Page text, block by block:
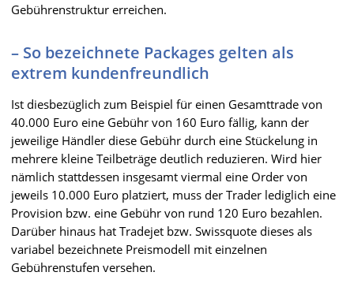
Gebührenstruktur erreichen.
– So bezeichnete Packages gelten als
extrem kundenfreundlich
Ist diesbezüglich zum Beispiel für einen Gesamttrade von
40.000 Euro eine Gebühr von 160 Euro fällig, kann der
jeweilige Händler diese Gebühr durch eine Stückelung in
mehrere kleine Teilbeträge deutlich reduzieren. Wird hier
nämlich stattdessen insgesamt viermal eine Order von
jeweils 10.000 Euro platziert, muss der Trader lediglich eine
Provision bzw. eine Gebühr von rund 120 Euro bezahlen.
Darüber hinaus hat Tradejet bzw. Swissquote dieses als
variabel bezeichnete Preismodell mit einzelnen
Gebührenstufen versehen.